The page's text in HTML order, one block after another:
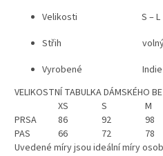
Velikosti S – L
Střih volný,
Vyrobené Indie
VELIKOSTNÍ TABULKA DÁMSKÉHO
XS
S M
PRSA
86 92 98
PAS
66 72 78
Uvedené míry jsou ideální míry